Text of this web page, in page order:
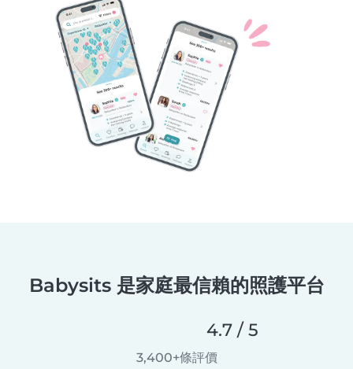
Babysits 是家庭最信賴的照護平台
4.7 / 5
3,400+條評價